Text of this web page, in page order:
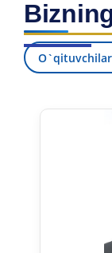
7. Call-center (4)